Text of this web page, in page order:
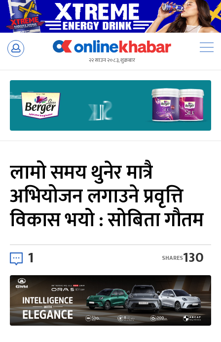
Skip
२२ साउन २०८३, शुक्रबार
लामो समय थुनेर मात्रै
अभियोजन लगाउने प्रवृत्ति
विकास भयो : सोबिता गौतम
1 130
SHARES